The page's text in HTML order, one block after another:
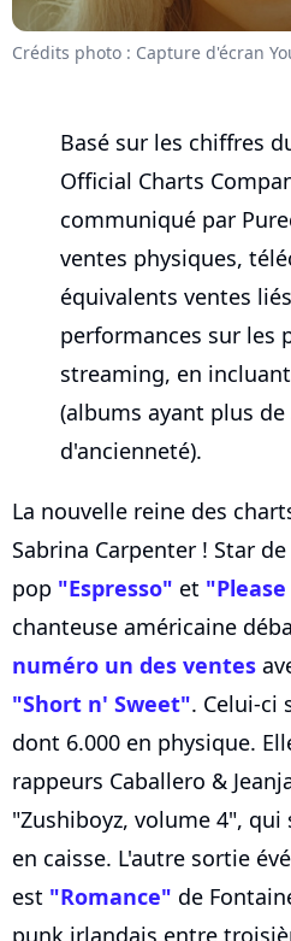
Crédits photo : Capture d'écran
Basé sur les chiffres
Official Charts
communiqué par
ventes physiques,
équivalents ventes
performances sur les
streaming, en
(albums ayant plus de
d'ancienneté).
La nouvelle reine des
Sabrina Carpenter ! Star
pop "Espresso" et
chanteuse américaine
numéro un des ventes
"Short n' Sweet". Celui-ci
dont 6.000 en physique.
rappeurs Caballero &
"Zushiboyz, volume 4", qui
en caisse. L'autre sortie
est "Romance" de
punk irlandais entre